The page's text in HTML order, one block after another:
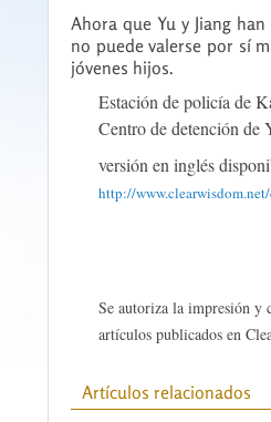
Ahora que Yu y Jiang
no puede valerse por sí
jóvenes hijos.
Estación de policía de
Centro de detención de
versión en inglés
http://
Se autoriza la impresión y
artículos publicados en
Artículos relacionados